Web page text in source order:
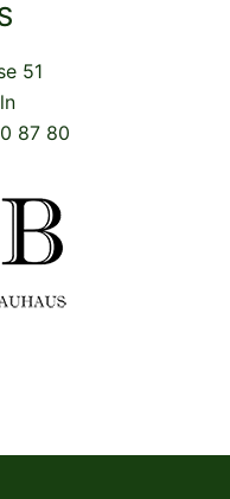
51
87 80